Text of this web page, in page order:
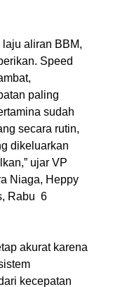
laju aliran BBM,
Speed
paling
sudah
secara rutin,
dikeluarkan
ujar VP
Niaga, Heppy
Rabu 6
akurat karena
kecepatan